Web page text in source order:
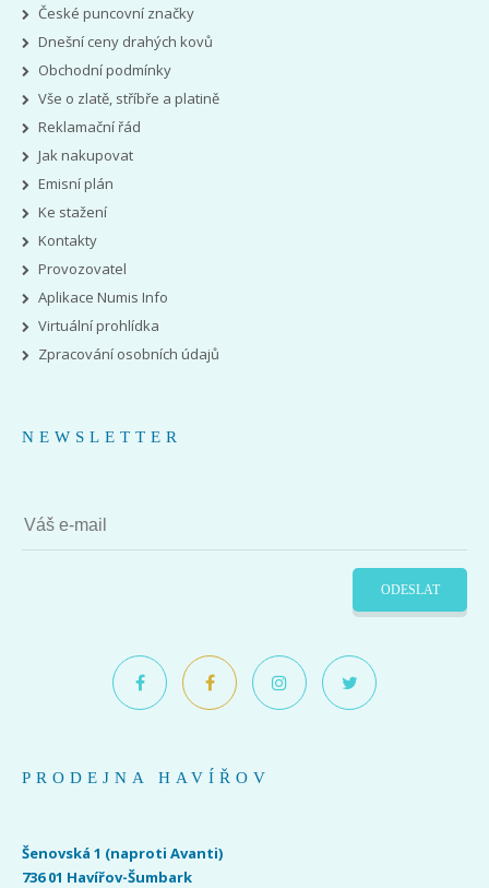
České puncovní značky
Dnešní ceny drahých kovů
Obchodní podmínky
Vše o zlatě, stříbře a platině
Reklamační řád
Jak nakupovat
Emisní plán
Ke stažení
Kontakty
Provozovatel
Aplikace Numis Info
Virtuální prohlídka
Zpracování osobních údajů
NEWSLETTER
ODESLAT
PRODEJNA HAVÍŘOV
Šenovská 1 (naproti Avanti)
736 01 Havířov-Šumbark